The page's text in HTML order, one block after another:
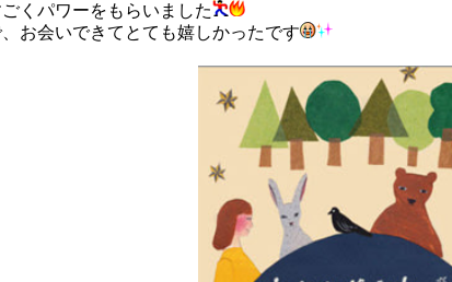
くパワーをもらいました
お会いできてとても嬉しかったです